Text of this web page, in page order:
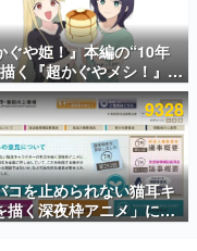
ビュー数万以上！ などな
ファミ渾身の“殿堂入り”記
ぐや姫！』本編の“10年
く『超かぐやメシ！』
載決定。新たなWebマン
ベル「ビビビコミック」
別話が掲載スタート、あ
には…まだ続きがある！
9328
コを止められない猫耳キ
描く深夜枠アニメ」に視
一部から批判意見。違法